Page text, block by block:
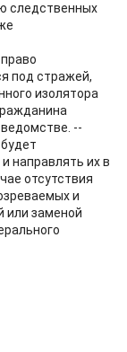
следственных
под стражей,
изолятора
--
направлять их в
отсутствия
и
или заменой